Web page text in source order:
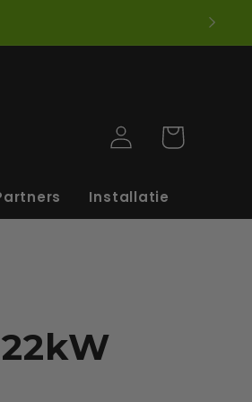
Installatie
InloggenWinkelwagen